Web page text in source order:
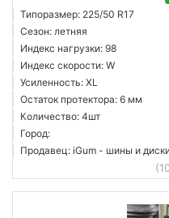
Типоразмер: 225/50 R17
Сезон: летняя
Индекс нагрузки: 98
Индекс скорости: W
Усиленность: XL
Остаток протектора: 6 мм
Количество: 4шт
Город:
Продавец: iGum - шины и